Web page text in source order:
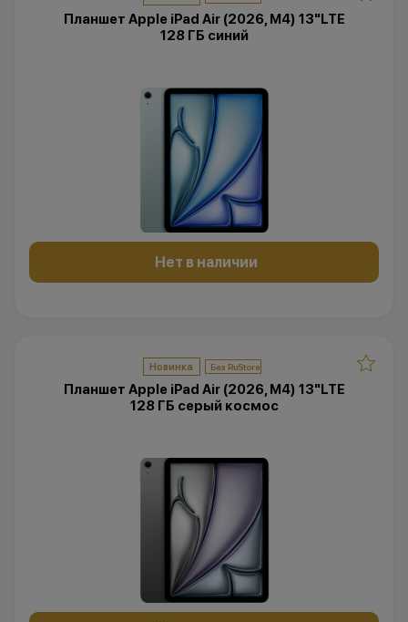
Планшет Apple iPad Air (2026, M4) 13"LTE
128 ГБ синий
Нет в наличии
Новинка
Планшет Apple iPad Air (2026, M4) 13"LTE
128 ГБ серый космос